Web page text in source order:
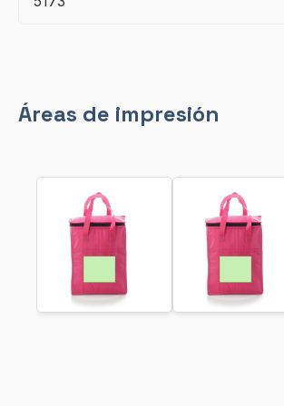
Áreas de impresión